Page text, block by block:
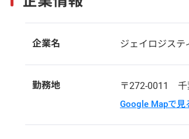
企業名 ジェイロジステ
勤務地 〒272-0011 千
Google Mapで見